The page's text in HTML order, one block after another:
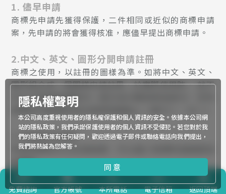
1. 儘早申請
商標先申請先獲得保護，二件相同或近似的商標申請
案，先申請的將會獲得核准，應儘早提出商標申請。
2.中文、英文、圖形分開申請註冊
商標之使用，以註冊的圖樣為準。如將中文、英文、
圖形組合成一個圖樣申請註冊，於實際使用時， 就不
可以只使用商標其中一部分或分開使用各部分，否則
商標有可能被認為未使用而被廢止。(商35Ⅰ、63Ⅰ)
3.申請前先檢索
申請商標前可以先做檢索，可以減少商標申請被駁回
的風險。
4.商標建議用墨色申請
免費諮詢 官方帳號 本所電話 電子信箱 返回頂端
隱私權聲明
本公司高度重視使用者的隱私權保護和個人資訊的安全。依據本公司網
站的隱私政策，我們承諾保護使用者的個人資訊不受侵犯。若您對於我
們的隱私政策有任何疑問，歡迎透過電子郵件或聯絡電話向我們提出，
我們將熱誠為您解答。
同意